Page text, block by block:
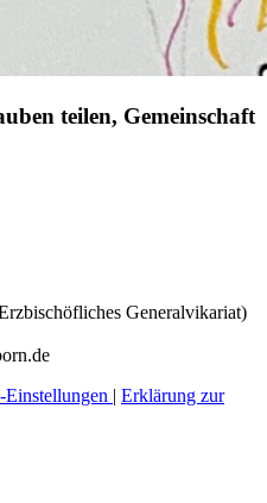
teilen, Gemeinschaft
Generalvikariat)
| Erklärung zur